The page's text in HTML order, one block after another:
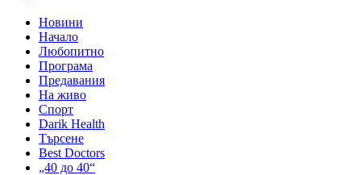
Новини
Начало
Любопитно
Програма
Предавания
На живо
Спорт
Darik Health
Търсене
Best Doctors
„40 до 40“